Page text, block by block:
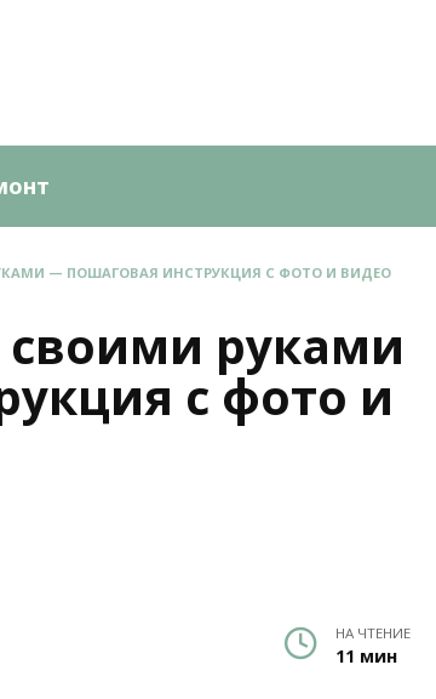
— ПОШАГОВАЯ ИНСТРУКЦИЯ С ФОТО И ВИДЕО
своими руками
с фото и
НА ЧТЕНИЕ
11 мин